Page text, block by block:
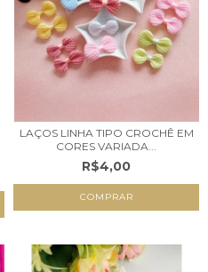
LAÇOS LINHA TIPO CROCHÊ EM
CORES VARIADA...
R$4,00
COMPRAR